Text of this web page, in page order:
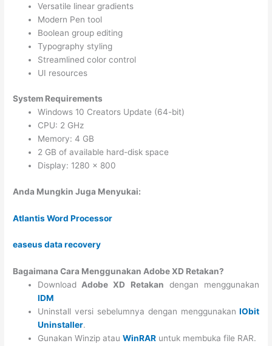
Versatile linear gradients
Modern Pen tool
Boolean group editing
Typography styling
Streamlined color control
UI resources
System Requirements
Windows 10 Creators Update (64-bit)
CPU: 2 GHz
Memory: 4 GB
2 GB of available hard-disk space
Display: 1280 x 800
Anda Mungkin Juga Menyukai:
Atlantis Word Processor
easeus data recovery
Bagaimana Cara Menggunakan Adobe XD Retakan?
Download Adobe XD Retakan dengan menggunakan
IDM
Uninstall versi sebelumnya dengan menggunakan IObit
Uninstaller.
Gunakan Winzip atauWinRAR untuk membuka file RAR.